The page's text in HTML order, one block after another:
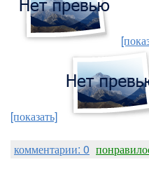
[показать]
комментарии: 0